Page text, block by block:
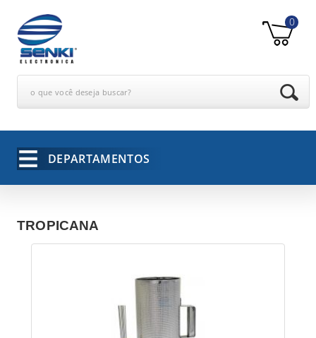
o que você deseja buscar?
0
DEPARTAMENTOS
TROPICANA